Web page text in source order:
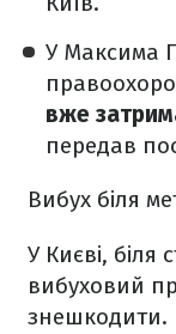
У Максима
вже
передав
Вибух біля
У Києві, біля
вибуховий
знешкодити.